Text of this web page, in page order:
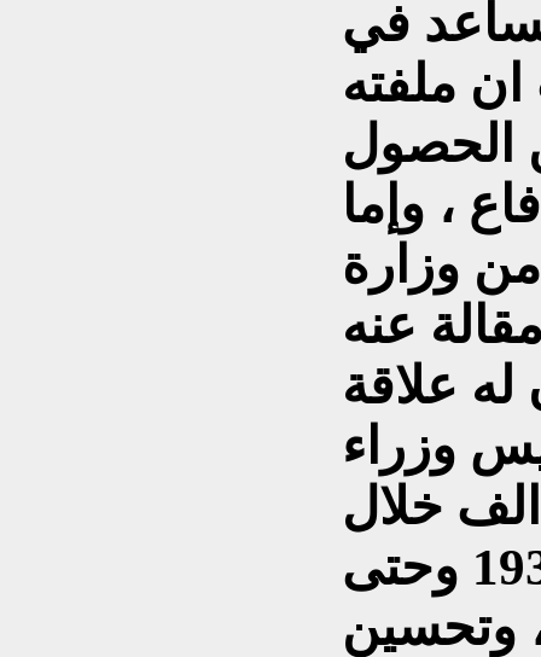
في
ان ملفته
الحصول
، وإما
من وزارة
عنه
علاقة
وزراء
خلال
العهد الملكي ومنذ 1930 وحتى
، وتحسين